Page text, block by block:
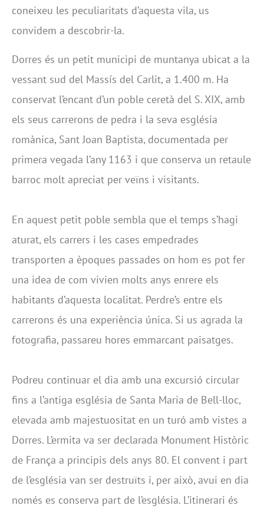
coneixeu les peculiaritats d’aquesta vila, us
convidem a descobrir-la.
Dorres és un petit municipi de muntanya ubicat a la
vessant sud del Massís del Carlit, a 1.400 m. Ha
conservat l’encant d’un poble ceretà del S. XIX, amb
els seus carrerons de pedra i la seva església
romànica, Sant Joan Baptista, documentada per
primera vegada l’any 1163 i que conserva un retaule
barroc molt apreciat per veïns i visitants.
En aquest petit poble sembla que el temps s’hagi
aturat, els carrers i les cases empedrades
transporten a èpoques passades on hom es pot fer
una idea de com vivien molts anys enrere els
habitants d’aquesta localitat. Perdre’s entre els
carrerons és una experiència única. Si us agrada la
fotografia, passareu hores emmarcant paisatges.
Podreu continuar el dia amb una excursió circular
fins a l’antiga església de Santa Maria de Bell-lloc,
elevada amb majestuositat en un turó amb vistes a
Dorres. L’ermita va ser declarada Monument Històric
de França a principis dels anys 80. El convent i part
de l’església van ser destruïts i, per això, avui en dia
només es conserva part de l’església. L’itinerari és